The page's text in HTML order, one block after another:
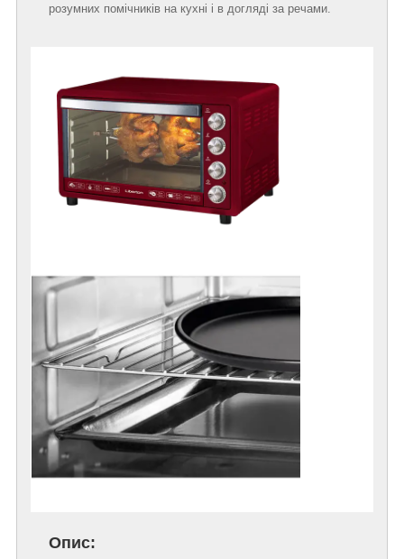
розумних помічників на кухні і в догляді за речами.
Опис: